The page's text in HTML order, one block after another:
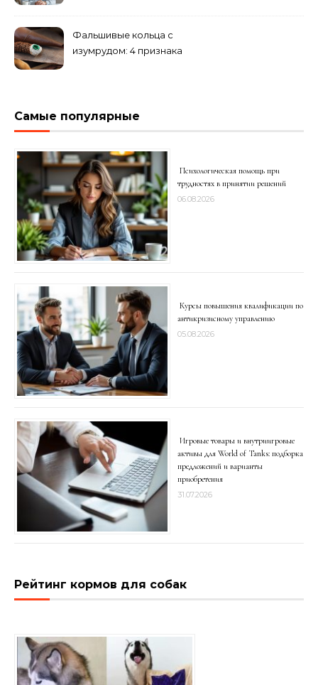
Фальшивые кольца с
изумрудом: 4 признака
Самые популярные
Психологическая помощь при
трудностях в принятии решений
06.08.2026
Курсы повышения квалификации по
антикризисному управлению
05.08.2026
Игровые товары и внутриигровые
активы для World of Tanks: подборка
предложений и варианты
приобретения
31.07.2026
Рейтинг кормов для собак